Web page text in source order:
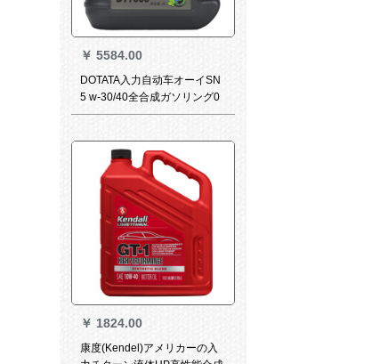
￥ 5584.00
DOTATA入力自动车オーイSN
5 w-30/40全合成ガソリング0
w-40【メーカート直売】SN 0
￥ 1824.00
康度(Kendel)アメリカーの入